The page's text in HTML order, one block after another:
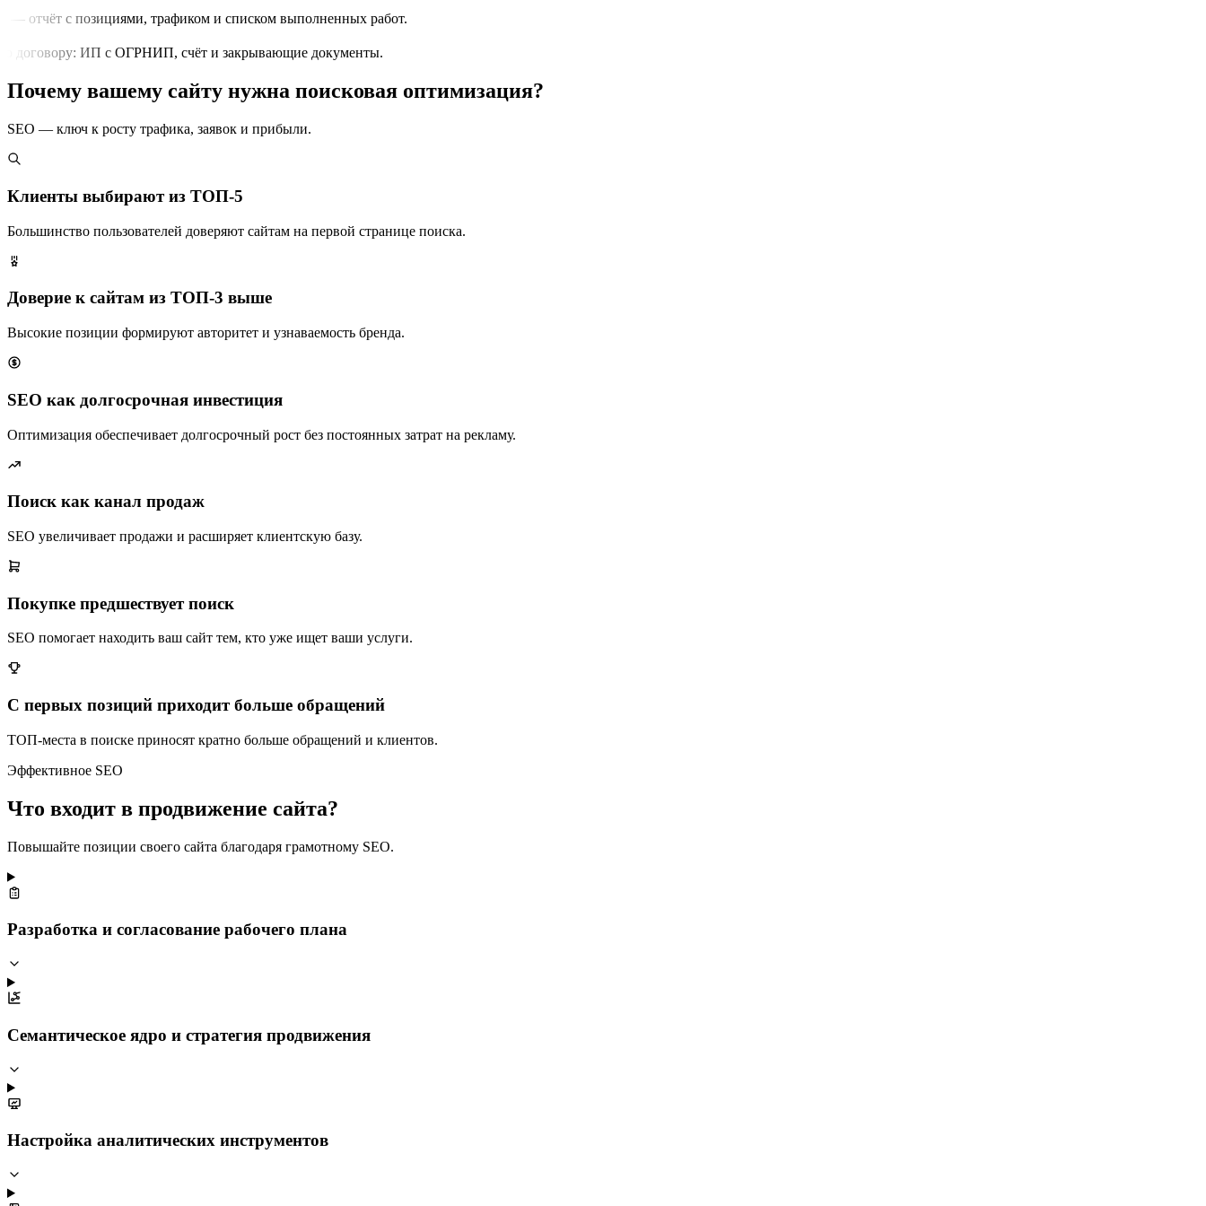
отчёт с позициями, трафиком и списком выполненных работ.
договору: ИП с ОГРНИП, счёт и закрывающие документы.
Почему вашему сайту нужна поисковая оптимизация?
SEO — ключ к росту трафика, заявок и прибыли.
Клиенты выбирают из ТОП-5
Большинство пользователей доверяют сайтам на первой странице поиска.
Доверие к сайтам из ТОП-3 выше
Высокие позиции формируют авторитет и узнаваемость бренда.
SEO как долгосрочная инвестиция
Оптимизация обеспечивает долгосрочный рост без постоянных затрат на рекламу.
Поиск как канал продаж
SEO увеличивает продажи и расширяет клиентскую базу.
Покупке предшествует поиск
SEO помогает находить ваш сайт тем, кто уже ищет ваши услуги.
С первых позиций приходит больше обращений
ТОП-места в поиске приносят кратно больше обращений и клиентов.
Эффективное SEO
Что входит в продвижение сайта?
Повышайте позиции своего сайта благодаря грамотному SEO.
Разработка и согласование рабочего плана
Семантическое ядро и стратегия продвижения
Настройка аналитических инструментов